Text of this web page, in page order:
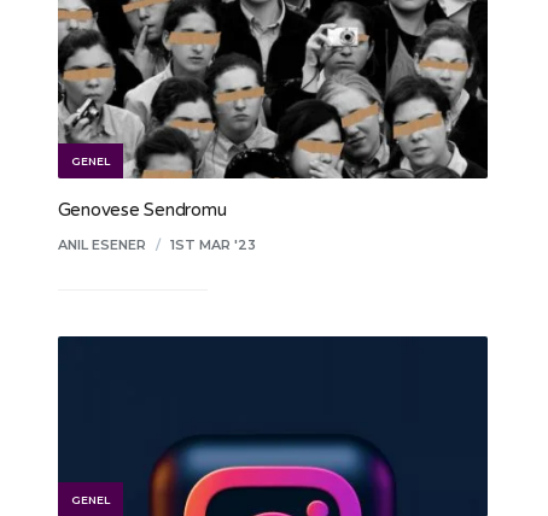
GENEL
Genovese Sendromu
ANIL ESENER / 1ST MAR '23
GENEL